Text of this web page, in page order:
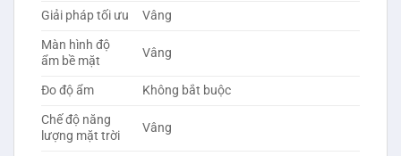
Giải pháp tối ưu
Vâng
Màn hình độ
ẩm bề mặt
Vâng
Đo độ ẩm
Không bắt buộc
Chế độ năng
lượng mặt trời
Vâng